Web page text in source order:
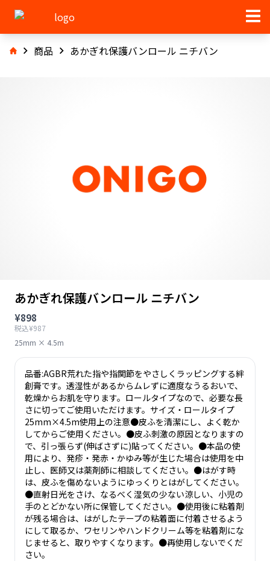
商品 あかぎれ保護バンロール ニチバン
あかぎれ保護バンロール ニチバン
¥898
税込¥987
25mm × 4.5m
品番:AGBR荒れた指や指関節をやさしくラッピングする絆
創膏です。透湿性があるからムレずに適度なうるおいで、
乾燥からお肌を守ります。ロールタイプなので、必要な長
さに切ってご使用いただけます。サイズ・ロールタイプ
25mm×4.5m使用上の注意●皮ふを清潔にし、よく乾か
してからご使用ください。●皮ふ刺激の原因となりますの
で、引っ張らず(伸ばさずに)貼ってください。●本品の使
用により、発疹・発赤・かゆみ等が生じた場合は使用を中
止し、医師又は薬剤師に相談してください。●はがす時
は、皮ふを傷めないようにゆっくりとはがしてください。
●直射日光をさけ、なるべく湿気の少ない涼しい、小児の
手のとどかない所に保管してください。●使用後に粘着剤
が残る場合は、はがしたテープの粘着面に付着させるよう
にして取るか、ワセリンやハンドクリーム等を粘着剤にな
じませると、取りやすくなります。●再使用しないでくだ
さい。